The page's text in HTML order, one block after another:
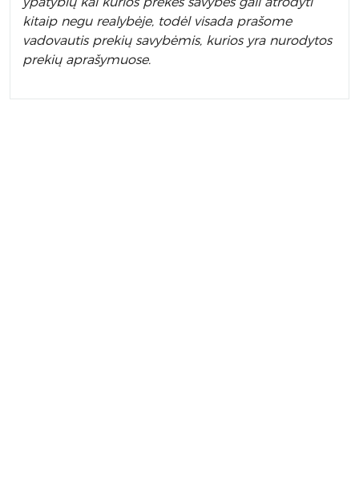
kitaip negu realybėje, todėl visada prašome
vadovautis prekių savybėmis, kurios yra nurodytos
prekių aprašymuose.